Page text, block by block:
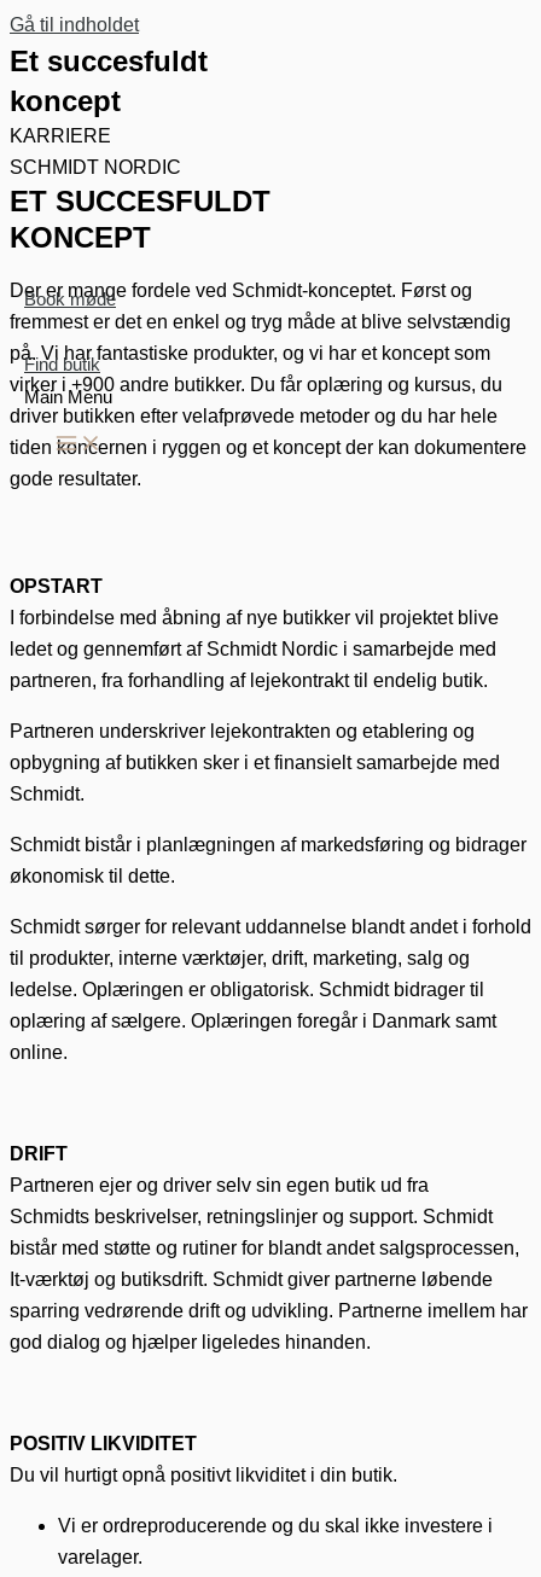
Gå til indholdet
Book møde
Find butik
Main Menu
Et succesfuldt
koncept
KARRIERE
SCHMIDT NORDIC
ET SUCCESFULDT
KONCEPT
Der er mange fordele ved Schmidt-konceptet. Først og
fremmest er det en enkel og tryg måde at blive selvstændig
på. Vi har fantastiske produkter, og vi har et koncept som
virker i +900 andre butikker. Du får oplæring og kursus, du
driver butikken efter velafprøvede metoder og du har hele
tiden koncernen i ryggen og et koncept der kan dokumentere
gode resultater.
OPSTART
I forbindelse med åbning af nye butikker vil projektet blive
ledet og gennemført af Schmidt Nordic i samarbejde med
partneren, fra forhandling af lejekontrakt til endelig butik.
Partneren underskriver lejekontrakten og etablering og
opbygning af butikken sker i et finansielt samarbejde med
Schmidt.
Schmidt bistår i planlægningen af markedsføring og bidrager
økonomisk til dette.
Schmidt sørger for relevant uddannelse blandt andet i forhold
til produkter, interne værktøjer, drift, marketing, salg og
ledelse. Oplæringen er obligatorisk. Schmidt bidrager til
oplæring af sælgere. Oplæringen foregår i Danmark samt
online.
DRIFT
Partneren ejer og driver selv sin egen butik ud fra
Schmidts beskrivelser, retningslinjer og support. Schmidt
bistår med støtte og rutiner for blandt andet salgsprocessen,
It-værktøj og butiksdrift. Schmidt giver partnerne løbende
sparring vedrørende drift og udvikling. Partnerne imellem har
god dialog og hjælper ligeledes hinanden.
POSITIV LIKVIDITET
Du vil hurtigt opnå positivt likviditet i din butik.
Vi er ordreproducerende og du skal ikke investere i
varelager.